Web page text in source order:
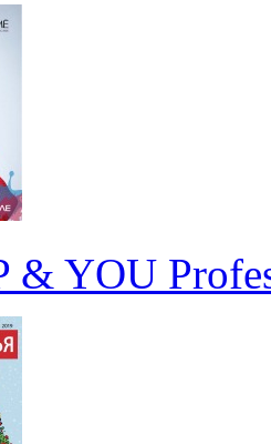
& YOU